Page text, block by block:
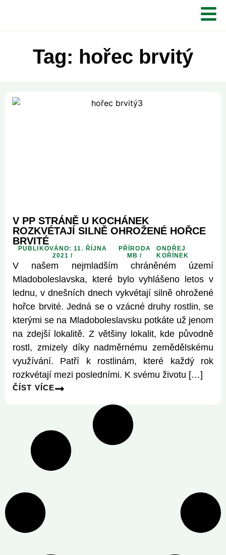
Tag: hořec brvitý
V PP STRÁNĚ U KOCHÁNEK
ROZKVÉTAJÍ SILNĚ OHROŽENÉ HOŘCE
BRVITÉ
PUBLIKOVÁNO: 11. ŘÍJNA
2021 /
PŘÍRODA
MB /
ONDŘEJ
KOŘÍNEK
V našem nejmladším chráněném území
Mladoboleslavska, které bylo vyhlášeno letos v
lednu, v dnešních dnech vykvétají silně ohrožené
hořce brvité. Jedná se o vzácné druhy rostlin, se
kterými se na Mladoboleslavsku potkáte už jenom
na zdejší lokalitě. Z většiny lokalit, kde původně
rostl, zmizely díky nadměrnému zemědělskému
využívání. Patří k rostlinám, které každý rok
rozkvétají mezi posledními. K svému životu […]
ČÍST VÍCE